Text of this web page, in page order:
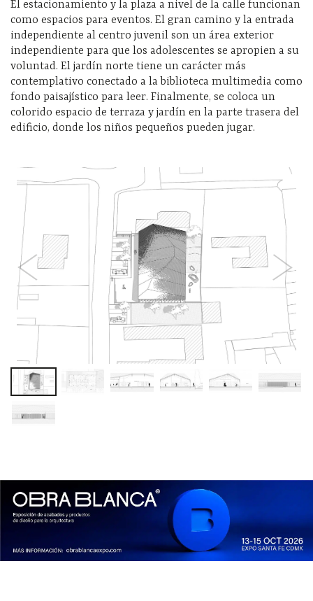
El estacionamiento y la plaza a nivel de la calle funcionan
como espacios para eventos. El gran camino y la entrada
independiente al centro juvenil son un área exterior
independiente para que los adolescentes se apropien a su
voluntad. El jardín norte tiene un carácter más
contemplativo conectado a la biblioteca multimedia como
fondo paisajístico para leer. Finalmente, se coloca un
colorido espacio de terraza y jardín en la parte trasera del
edificio, donde los niños pequeños pueden jugar.